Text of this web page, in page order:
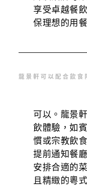
享受卓越餐
保理想的用
龍景軒可以配合飲食
可以。龍景
飲體驗，如
慣或宗教飲
提前通知餐
安排合適的
且精緻的粵